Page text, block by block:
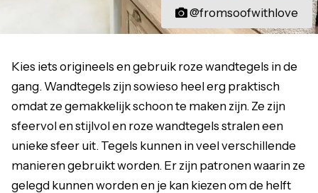
@fromsoofwithlove
Kies iets origineels en gebruik roze wandtegels in de
gang. Wandtegels zijn sowieso heel erg praktisch
omdat ze gemakkelijk schoon te maken zijn. Ze zijn
sfeervol en stijlvol en roze wandtegels stralen een
unieke sfeer uit. Tegels kunnen in veel verschillende
manieren gebruikt worden. Er zijn patronen waarin ze
gelegd kunnen worden en je kan kiezen om de helft